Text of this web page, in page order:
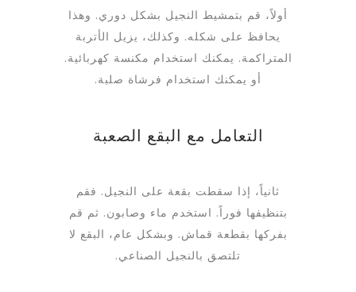
أولاً، قم بتمشيط النجيل بشكل دوري. وهذا
يحافظ على شكله. وكذلك، يزيل الأتربة
المتراكمة. يمكنك استخدام مكنسة كهربائية.
أو يمكنك استخدام فرشاة صلبة.
التعامل مع البقع الصعبة
ثانياً، إذا سقطت بقعة على النجيل. فقم
بتنظيفها فوراً. استخدم ماء وصابون. ثم قم
بفركها بقطعة قماش. وبشكل عام، البقع لا
تلتصق بالنجيل الصناعي.